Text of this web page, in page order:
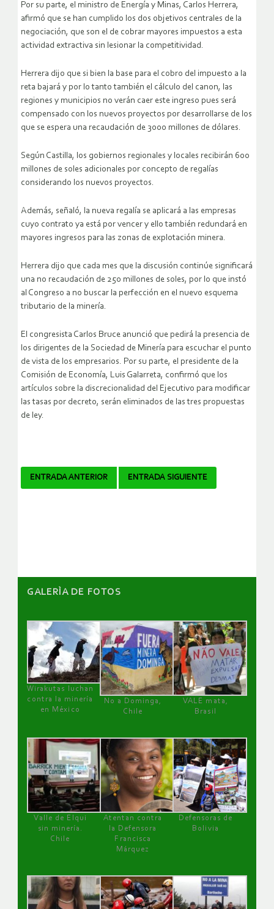
Por su parte, el ministro de Energía y Minas, Carlos Herrera,
afirmó que se han cumplido los dos objetivos centrales de la
negociación, que son el de cobrar mayores impuestos a esta
actividad extractiva sin lesionar la competitividad.
Herrera dijo que si bien la base para el cobro del impuesto a la
reta bajará y por lo tanto también el cálculo del canon, las
regiones y municipios no verán caer este ingreso pues será
compensado con los nuevos proyectos por desarrollarse de los
que se espera una recaudación de 3000 millones de dólares.
Según Castilla, los gobiernos regionales y locales recibirán 600
millones de soles adicionales por concepto de regalías
considerando los nuevos proyectos.
Además, señaló, la nueva regalía se aplicará a las empresas
cuyo contrato ya está por vencer y ello también redundará en
mayores ingresos para las zonas de explotación minera.
Herrera dijo que cada mes que la discusión continúe significará
una no recaudación de 250 millones de soles, por lo que instó
al Congreso a no buscar la perfección en el nuevo esquema
tributario de la minería.
El congresista Carlos Bruce anunció que pedirá la presencia de
los dirigentes de la Sociedad de Minería para escuchar el punto
de vista de los empresarios. Por su parte, el presidente de la
Comisión de Economía, Luis Galarreta, confirmó que los
artículos sobre la discrecionalidad del Ejecutivo para modificar
las tasas por decreto, serán eliminados de las tres propuestas
de ley.
Navegador
ENTRADA ANTERIOR ENTRADA SIGUIENTE
GALERÌA DE FOTOS
Wirakutas luchan
contra la minería
en México
No a Dominga,
Chile
VALE mata,
Brasil
Valle de Elqui
sin minería.
Chile
Atentan contra
la Defensora
Francisca
Márquez
Defensoras de
Bolivia